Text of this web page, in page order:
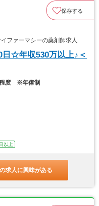
保存する
ファーマシーの薬剤師求人
日☆年収530万以上♪＜
程度 ※年俸制
以上
求人に興味がある